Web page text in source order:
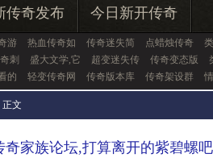
传奇发布 今日新开传奇
游 热血传奇如 传奇迷失简 点蜡烛传奇
刺 盛大文学,它 超变迷失传 传奇变态版
的 轻变传奇网 传奇版本库 传奇架设群
正文
奇家族论坛,打算离开的紫碧螺